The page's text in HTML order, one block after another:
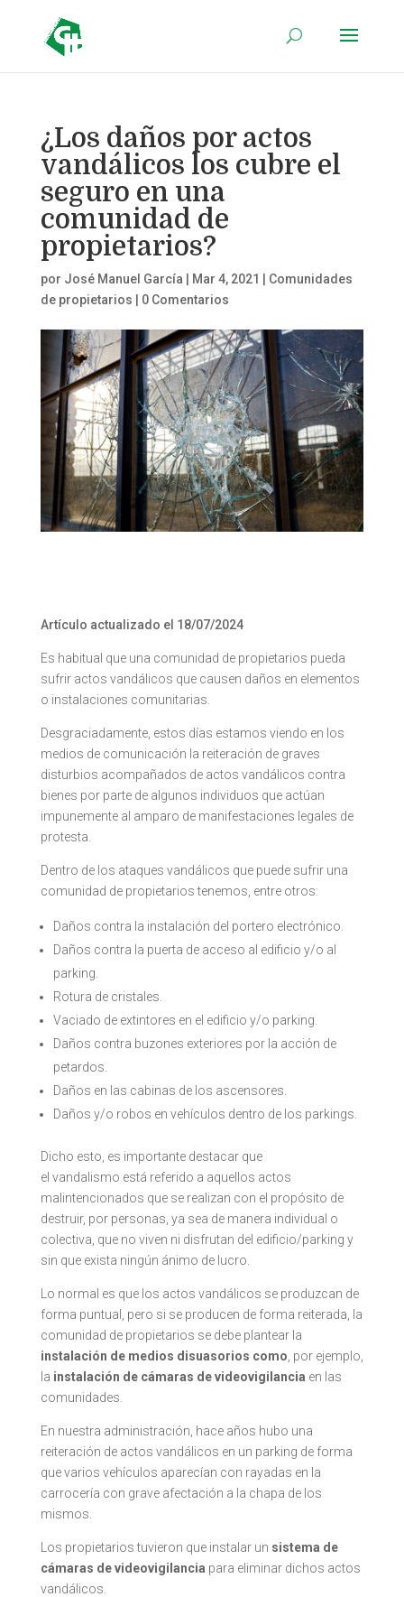
¿Los daños por actos
vandálicos los cubre el
seguro en una
comunidad de
propietarios?
por José Manuel García Mar 4, 2021
Comunidades
de propietarios
0 Comentarios
Artículo actualizado el 18/07/2024
Es habitual que una comunidad de propietarios pueda
sufrir actos vandálicos que causen daños en elementos
o instalaciones comunitarias.
Desgraciadamente, estos días estamos viendo en los
medios de comunicación la reiteración de graves
disturbios acompañados de actos vandálicos contra
bienes por parte de algunos individuos que actúan
impunemente al amparo de manifestaciones legales de
protesta.
Dentro de los ataques vandálicos que puede sufrir una
comunidad de propietarios tenemos, entre otros:
Daños contra la instalación del portero electrónico.
Daños contra la puerta de acceso al edificio y/o al
parking.
Rotura de cristales.
Vaciado de extintores en el edificio y/o parking.
Daños contra buzones exteriores por la acción de
petardos.
Daños en las cabinas de los ascensores.
Daños y/o robos en vehículos dentro de los parkings.
Dicho esto, es importante destacar que
el vandalismo está referido a aquellos actos
malintencionados que se realizan con el propósito de
destruir, por personas, ya sea de manera individual o
colectiva, que no viven ni disfrutan del edificio/parking y
sin que exista ningún ánimo de lucro.
Lo normal es que los actos vandálicos se produzcan de
forma puntual, pero si se producen de forma reiterada, la
comunidad de propietarios se debe plantear la
instalación de medios disuasorios como , por ejemplo,
la instalación de cámaras de videovigilancia en las
comunidades.
En nuestra administración, hace años hubo una
reiteración de actos vandálicos en un parking de forma
que varios vehículos aparecían con rayadas en la
carrocería con grave afectación a la chapa de los
mismos.
Los propietarios tuvieron que instalar un sistema de
cámaras de videovigilancia para eliminar dichos actos
vandálicos.